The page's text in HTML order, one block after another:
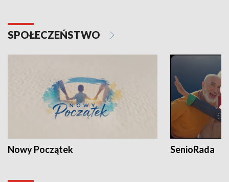
SPOŁECZEŃSTWO
Nowy Początek SenioRada